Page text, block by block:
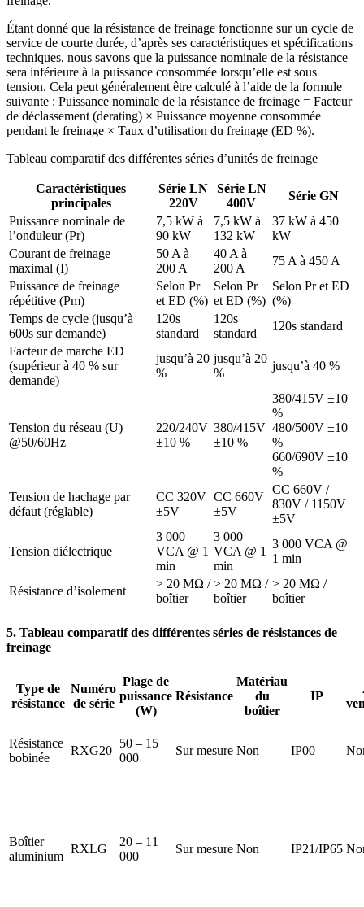
Étant donné que la résistance de freinage fonctionne sur un cycle de
service de courte durée, d’après ses caractéristiques et spécifications
techniques, nous savons que la puissance nominale de la résistance
sera inférieure à la puissance consommée lorsqu’elle est sous
tension. Cela peut généralement être calculé à l’aide de la formule
suivante : Puissance nominale de la résistance de freinage = Facteur
de déclassement (derating) × Puissance moyenne consommée
pendant le freinage × Taux d’utilisation du freinage (ED %).
Tableau comparatif des différentes séries d’unités de freinage
Caractéristiques
principales
Série LN
220V
Série LN
400V
Série GN
Puissance nominale de
l’onduleur (Pr)
7,5 kW à
90 kW
7,5 kW à
132 kW
37 kW à 450
kW
Courant de freinage
maximal (I)
50 A à
200 A
40 A à
200 A
75 A à 450 A
Puissance de freinage
répétitive (Pm)
Selon Pr
et ED (%)
Selon Pr
et ED (%)
Selon Pr et ED
(%)
Temps de cycle (jusqu’à
600s sur demande)
120s
standard
120s
standard
120s standard
Facteur de marche ED
(supérieur à 40 % sur
demande)
jusqu’à 20
%
jusqu’à 20
%
jusqu’à 40 %
Tension du réseau (U)
@50/60Hz
220/240V
±10 %
380/415V
±10 %
380/415V ±10
%
480/500V ±10
%
660/690V ±10
%
Tension de hachage par
défaut (réglable)
CC 320V
±5V
CC 660V
±5V
CC 660V /
830V / 1150V
±5V
Tension diélectrique
3 000
VCA @ 1
min
3 000
VCA @ 1
min
3 000 VCA @
1 min
Résistance d’isolement
> 20 MΩ /
boîtier
> 20 MΩ /
boîtier
> 20 MΩ /
boîtier
5. Tableau comparatif des différentes séries de résistances de
freinage
Type de
résistance
Numéro
de série
Plage de
puissance
(W)
Résistance
Matériau
du
boîtier
IP
Résistance
bobinée
RXG20
50 – 15
000
Sur mesure Non IP00
Boîtier
aluminium
RXLG
20 – 11
000
Sur mesure Non IP21/IP65